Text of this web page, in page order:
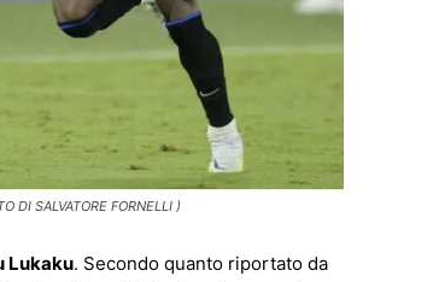
DI SALVATORE FORNELLI )
Lukaku. Secondo quanto riportato da